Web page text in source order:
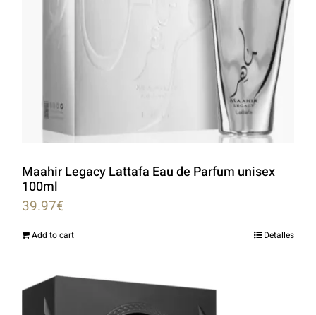
Maahir Legacy Lattafa Eau de Parfum unisex
100ml
39.97€
Add to cart Detalles